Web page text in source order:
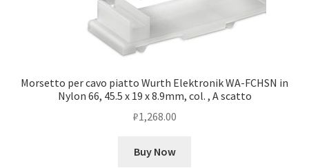
Morsetto per cavo piatto Wurth Elektronik WA-FCHSN in
Nylon 66, 45.5 x 19 x 8.9mm, col. , A scatto
₽1,268.00
Buy Now